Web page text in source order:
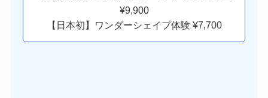
¥9,900
【日本初】ワンダーシェイプ体験 ¥7,700